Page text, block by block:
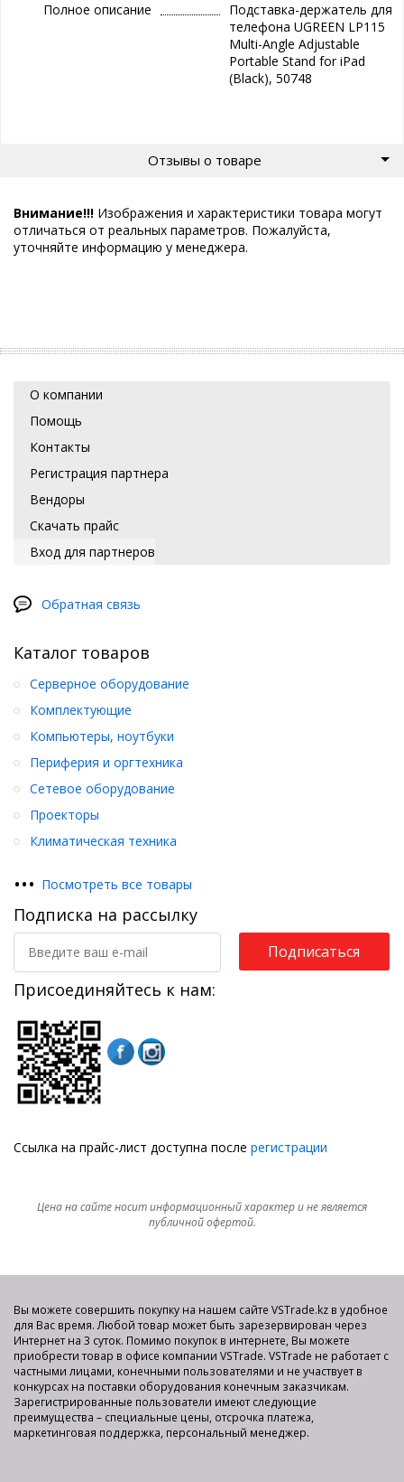
Полное описание
Подставка-держатель для
телефона UGREEN LP115
Multi-Angle Adjustable
Portable Stand for iPad
(Black), 50748
Отзывы о товаре
Внимание!!! Изображения и характеристики товара могут
отличаться от реальных параметров. Пожалуйста,
уточняйте информацию у менеджера.
О компании
Помощь
Контакты
Регистрация партнера
Вендоры
Скачать прайс
Вход для партнеров
Обратная связь
Каталог товаров
Серверное оборудование
Комплектующие
Компьютеры, ноутбуки
Периферия и оргтехника
Сетевое оборудование
Проекторы
Климатическая техника
••• Посмотреть все товары
Подписка на рассылку
Подписаться
Присоединяйтесь к нам:
Ссылка на прайс-лист доступна после регистрации
Цена на сайте носит информационный характер и не является
публичной офертой.
Вы можете совершить покупку на нашем сайте VSTrade.kz в удобное
для Вас время. Любой товар может быть зарезервирован через
Интернет на 3 суток. Помимо покупок в интернете, Вы можете
приобрести товар в офисе компании VSTrade. VSTrade не работает с
частными лицами, конечными пользователями и не участвует в
конкурсах на поставки оборудования конечным заказчикам.
Зарегистрированные пользователи имеют следующие
преимущества – специальные цены, отсрочка платежа,
маркетинговая поддержка, персональный менеджер.